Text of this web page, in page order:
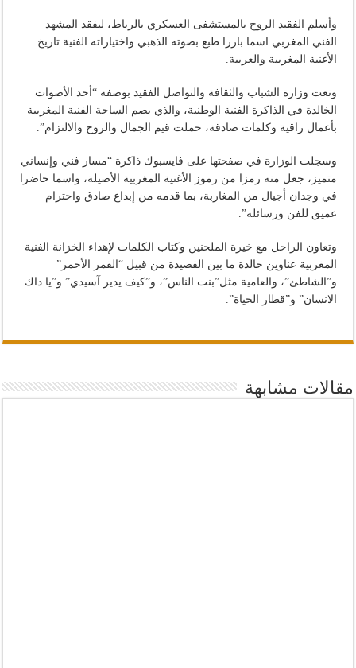
وأسلم الفقيد الروح بالمستشفى العسكري بالرباط، ليفقد المشهد
الفني المغربي اسما بارزا طبع بصوته الذهبي واختياراته الفنية تاريخ
الأغنية المغربية والعربية.
ونعت وزارة الشباب والثقافة والتواصل الفقيد بوصفه “أحد الأصوات
الخالدة في الذاكرة الفنية الوطنية، والذي بصم الساحة الفنية المغربية
بأعمال راقية وكلمات صادقة، حملت قيم الجمال والروح والالتزام”.
وسجلت الوزارة في صفحتها على فايسبوك ذاكرة “مسار فني وإنساني
متميز، جعل منه رمزا من رموز الأغنية المغربية الأصيلة، واسما حاضرا
في وجدان أجيال من المغاربة، بما قدمه من إبداع صادق واحترام
عميق للفن ورسائله”.
وتعاون الراحل مع خيرة الملحنين وكتاب الكلمات لإهداء الخزانة الفنية
المغربية عناوين خالدة ما بين القصيدة من قبيل “القمر الأحمر”
و”الشاطئ”، والعامية مثل”بنت الناس”، و”كيف يدير آسيدي” و”يا داك
الانسان” و”قطار الحياة”.
مقالات مشابهة